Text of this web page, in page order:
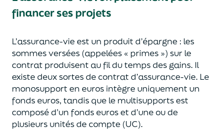
financer ses projets
L’assurance-vie est un produit d’épargne : les
sommes versées (appelées « primes ») sur le
contrat produisent au fil du temps des gains. Il
existe deux sortesde contrat d’assurance-vie. Le
monosupport en euros intègre uniquement un
fonds euros, tandis que le multisupports est
composé d’un fonds euros et d’une ou de
plusieurs unités de compte (UC).